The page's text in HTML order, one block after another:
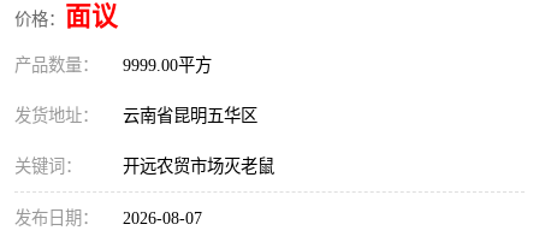
价格： 面议
产品数量： 9999.00平方
发货地址： 云南省昆明五华区
关键词： 开远农贸市场灭老鼠
发布日期： 2026-08-07